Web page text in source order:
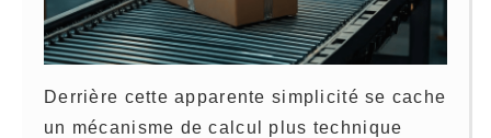
Derrière cette apparente simplicité se cache
un mécanisme de calcul plus technique